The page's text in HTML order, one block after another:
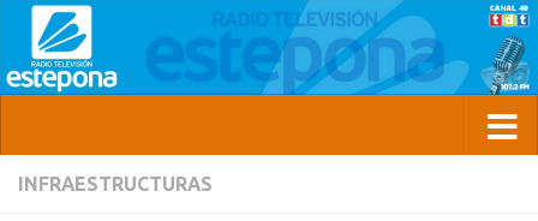
INFRAESTRUCTURAS